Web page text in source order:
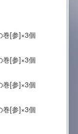
巻[参]×3個
巻[参]×3個
巻[参]×3個
巻[参]×3個